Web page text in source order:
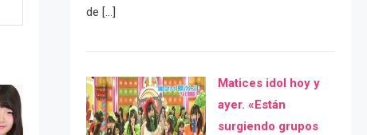
de […]
Matices idol hoy y
ayer. «Están
surgiendo grupos